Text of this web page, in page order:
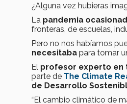
¿Alguna vez hubieras
La pandemia
fronteras, de escuelas,
Pero no nos habíamos
necesitaba para tomar
El profesor experto en
parte de The Climate
de Desarrollo
“El cambio climático de